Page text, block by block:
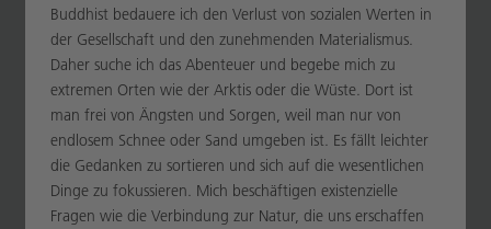
Buddhist bedauere ich den Verlust von sozialen Werten in
der Gesellschaft und den zunehmenden Materialismus.
Daher suche ich das Abenteuer und begebe mich zu
extremen Orten wie der Arktis oder die Wüste. Dort ist
man frei von Ängsten und Sorgen, weil man nur von
endlosem Schnee oder Sand umgeben ist. Es fällt leichter
die Gedanken zu sortieren und sich auf die wesentlichen
Dinge zu fokussieren. Mich beschäftigen existenzielle
Fragen wie die Verbindung zur Natur, die uns erschaffen